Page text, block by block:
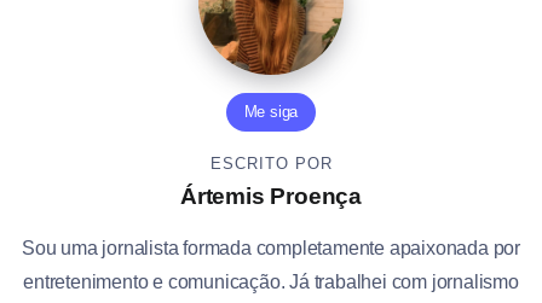
Me siga
ESCRITO POR
Ártemis Proença
Sou uma jornalista formada completamente apaixonada por
entretenimento e comunicação. Já trabalhei com jornalismo